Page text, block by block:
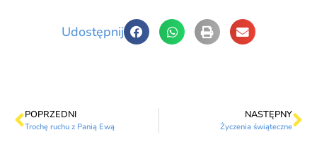
Udostępnij
POPRZEDNI
Trochę ruchu z Panią Ewą
NASTĘPNY
Życzenia świąteczne